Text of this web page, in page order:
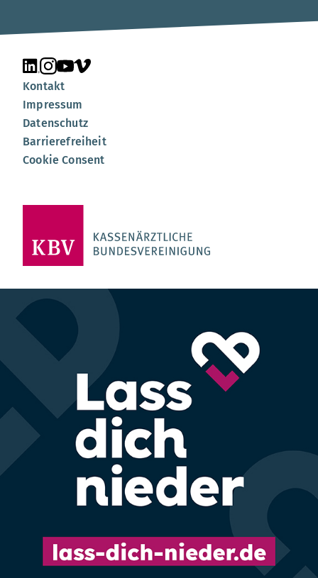
Unsere Seite auf LinkedIn
Unsere Seite auf Instagram
Unsere Seite auf YouTube
Unsere Seite auf Vimeo
Kontakt
Impressum
Datenschutz
Barrierefreiheit
Cookie Consent